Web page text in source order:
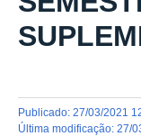
publicado: 27/03/2021
última modificação: 27/